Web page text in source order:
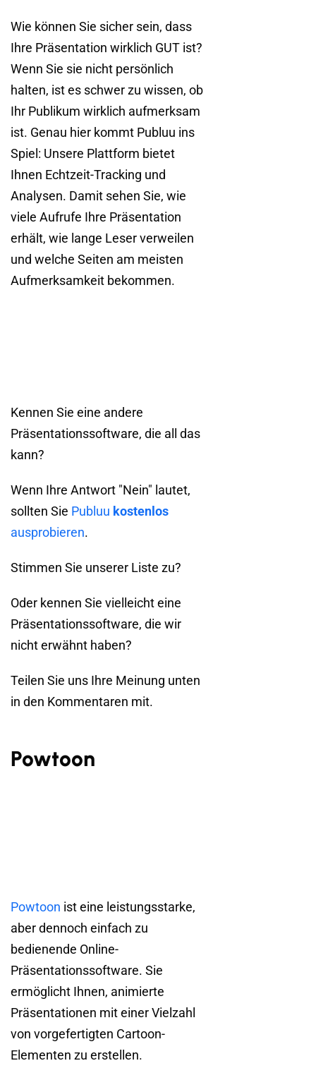
Wie können Sie sicher sein, dass
Ihre Präsentation wirklich GUT ist?
Wenn Sie sie nicht persönlich
halten, ist es schwer zu wissen, ob
Ihr Publikum wirklich aufmerksam
ist. Genau hier kommt Publuu ins
Spiel: Unsere Plattform bietet
Ihnen Echtzeit-Tracking und
Analysen. Damit sehen Sie, wie
viele Aufrufe Ihre Präsentation
erhält, wie lange Leser verweilen
und welche Seiten am meisten
Aufmerksamkeit bekommen.
Kennen Sie eine andere
Präsentationssoftware, die all das
kann?
Wenn Ihre Antwort "Nein" lautet,
sollten Sie Publuu kostenlos
ausprobieren.
Stimmen Sie unserer Liste zu?
Oder kennen Sie vielleicht eine
Präsentationssoftware, die wir
nicht erwähnt haben?
Teilen Sie uns Ihre Meinung unten
in den Kommentaren mit.
Powtoon
Powtoon ist eine leistungsstarke,
aber dennoch einfach zu
bedienende Online-
Präsentationssoftware. Sie
ermöglicht Ihnen, animierte
Präsentationen mit einer Vielzahl
von vorgefertigten Cartoon-
Elementen zu erstellen.